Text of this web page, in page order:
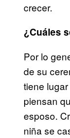
crecer.
¿Cuáles
Por lo
de su
tiene
piensan
esposo.
niña se